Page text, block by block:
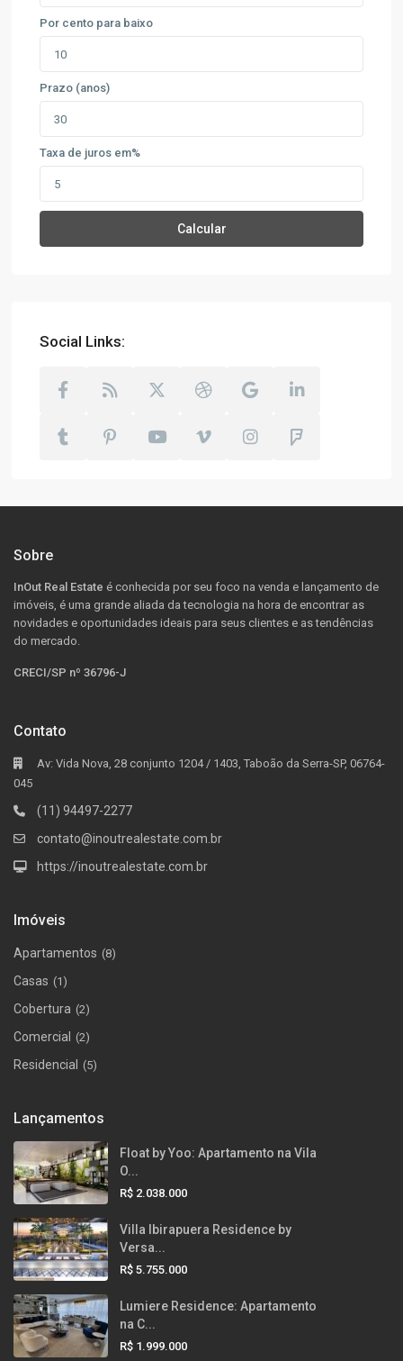
Por cento para baixo
Prazo (anos)
Taxa de juros em%
Calcular
Social Links:
Sobre
InOut Real Estate é conhecida por seu foco na venda e lançamento de
imóveis, é uma grande aliada da tecnologia na hora de encontrar as
novidades e oportunidades ideais para seus clientes e as tendências
do mercado.
CRECI/SP nº 36796-J
Contato
Av: Vida Nova, 28 conjunto 1204 / 1403, Taboão da Serra-SP, 06764-
045
(11) 94497-2277
contato@inoutrealestate.com.br
https://inoutrealestate.com.br
Imóveis
Apartamentos (8)
Casas (1)
Cobertura (2)
Comercial (2)
Residencial (5)
Lançamentos
Float by Yoo: Apartamento na Vila
O...
R$ 2.038.000
Villa Ibirapuera Residence by
Versa...
R$ 5.755.000
Lumiere Residence: Apartamento
na C...
R$ 1.999.000